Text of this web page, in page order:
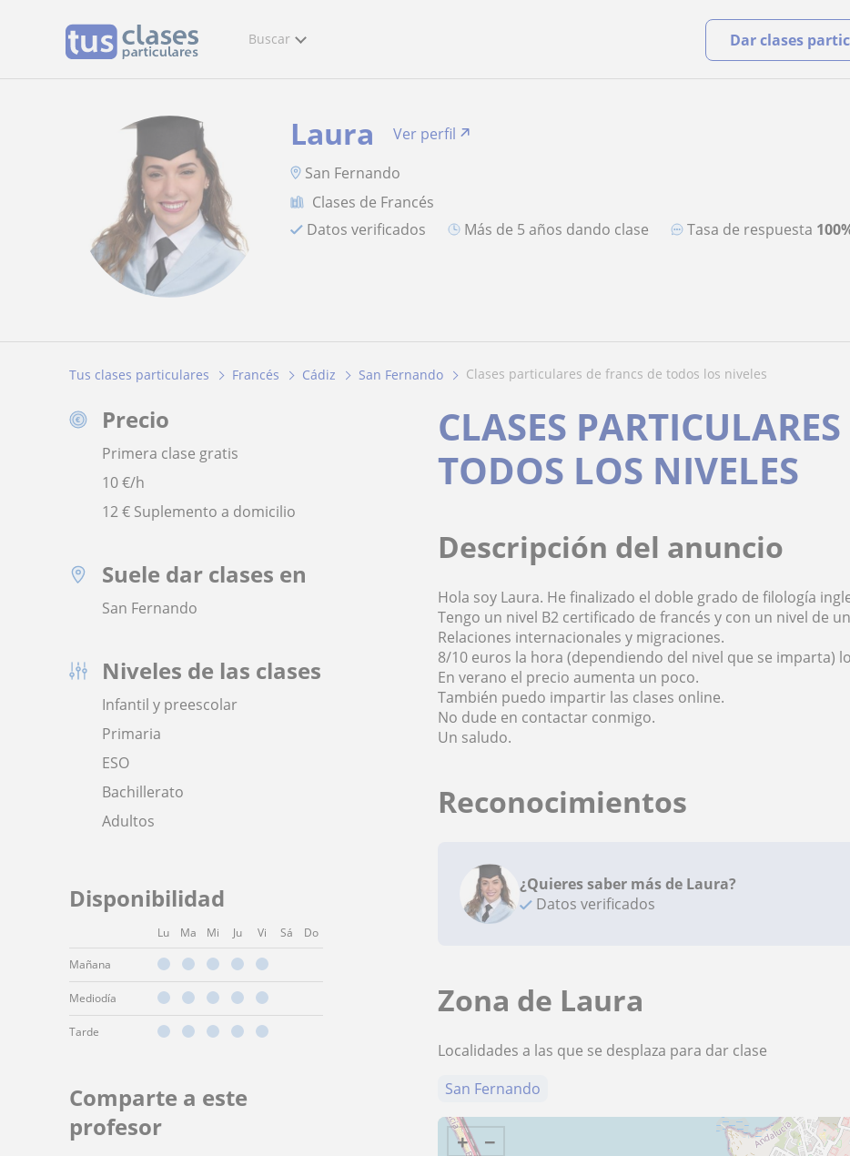
Buscar Dar clases
Laura
Ver perfil
San Fernando
Clases de Francés
Datos verificados
más de 5 años dando clase Tasa de respuesta
Tus clases particulares Francés Cádiz San Fernando clases particulares de francs de todos los niveles
Precio
Primera clase gratis
10€/h
12 € Suplemento a domicilio
Suele dar clases en
San Fernando
Niveles de las clases
Infantil y preescolar
Primaria
ESO
Bachillerato
Adultos
Disponibilidad
Lu Ma Mi Ju Vi Sá Do
Mañana
Mediodía
Tarde
Comparte a este
profesor
CLASES
TODOS LOS NIVELES
Descripción del anuncio
Hola soy Laura. He finalizado el doble grado de filología
Tengo un nivel B2 certificado de francés y con un nivel de
Relaciones internacionales y migraciones.
8/10 euros la hora (dependiendo del nivel que se imparta)
En verano el precio aumenta un poco.
También puedo impartir las clases online.
No dude en contactar conmigo.
Un saludo.
Reconocimientos
¿Quieres saber más de Laura?
Datos verificados
Zona de Laura
Localidades a las que se desplaza para dar clase
San Fernando
+ −